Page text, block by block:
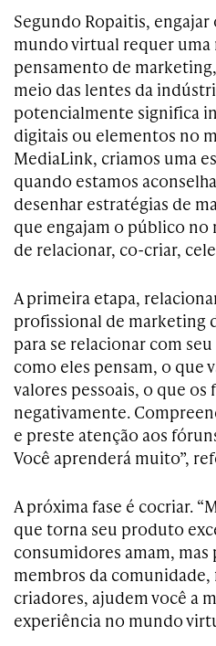
Segundo Ropaitis,
mundo virtual requer uma
pensamento de
meio das lentes da
potencialmente significa
digitais ou elementos no
MediaLink, criamos uma
quando estamos
desenhar estratégias de
que engajam o público no
de relacionar, co-criar,
A primeira etapa,
profissional de marketing
para se relacionar com
como eles pensam, o que
valores pessoais, o que os
negativamente.
e preste atenção aos
Você aprenderá muito”,
A próxima fase é cocriar.
que torna seu produto
consumidores amam,
membros da comunidade,
criadores, ajudem você a
experiência no mundo